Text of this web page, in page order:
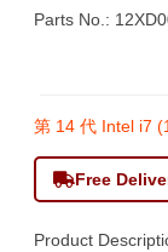
Parts No.:
第 14 代 Intel i7
Free
Product